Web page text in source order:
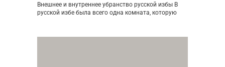
Внешнее и внутреннее убранство русской избы В
русской избе была всего одна комната, которую